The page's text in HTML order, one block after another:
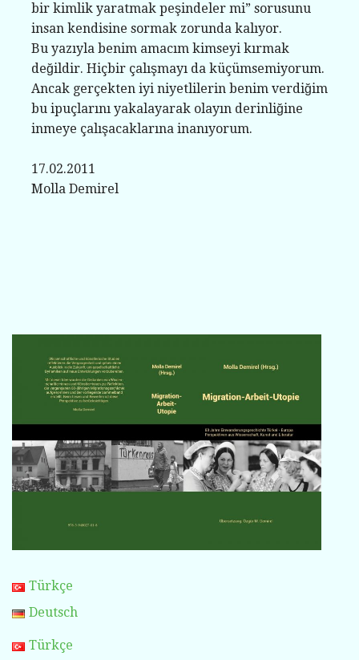
bir kimlik yaratmak peşindeler mi” sorusunu
insan kendisine sormak zorunda kalıyor.
Bu yazıyla benim amacım kimseyi kırmak
değildir. Hiçbir çalışmayı da küçümsemiyorum.
Ancak gerçekten iyi niyetlilerin benim verdiğim
bu ipuçlarını yakalayarak olayın derinliğine
inmeye çalışacaklarına inanıyorum.
17.02.2011
Molla Demirel
Türkçe
Deutsch
Türkçe